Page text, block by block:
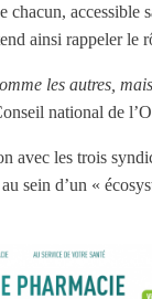
chacun,
ainsi rappeler le
les autres,
national de
avec les trois
sein d’un «